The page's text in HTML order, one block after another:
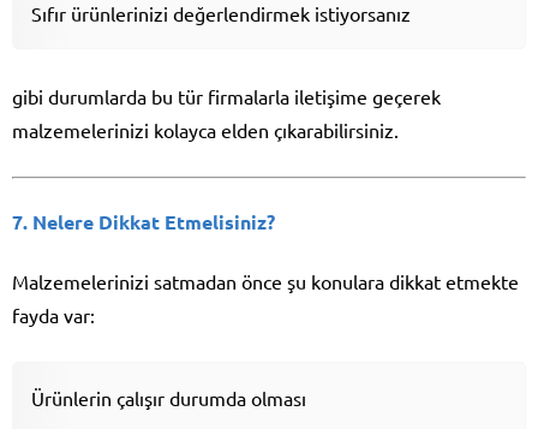
Sıfır ürünlerinizi değerlendirmek istiyorsanız
gibi durumlarda bu tür firmalarla iletişime geçerek
malzemelerinizi kolayca elden çıkarabilirsiniz.
7. Nelere Dikkat Etmelisiniz?
Malzemelerinizi satmadan önce şu konulara dikkat etmekte
fayda var:
Ürünlerin çalışır durumda olması